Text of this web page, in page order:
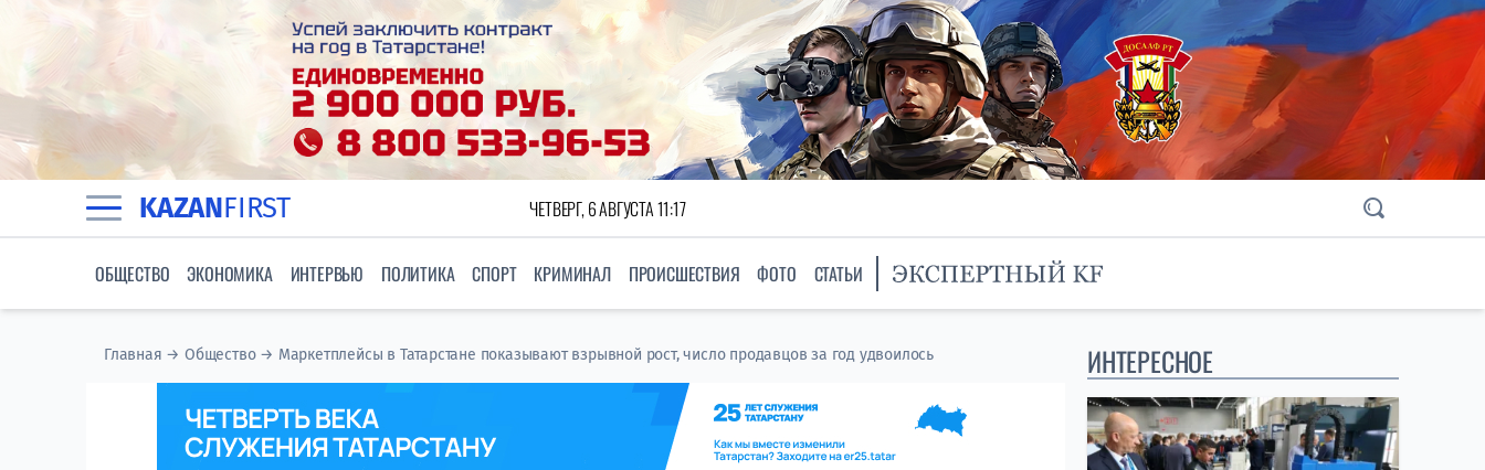
KAZANFIRST ЧЕТВЕРГ, 6 АВГУСТА 11:17
ОБЩЕСТВО ЭКОНОМИКА ИНТЕРВЬЮ ПОЛИТИКА СПОРТ КРИМИНАЛ ПРОИСШЕСТВИЯ ФОТО СТАТЬИ
Главная →Общество→ Маркетплейсы в Татарстане показывают взрывной рост, число продавцов за год удвоилось ИНТЕРЕСНОЕ